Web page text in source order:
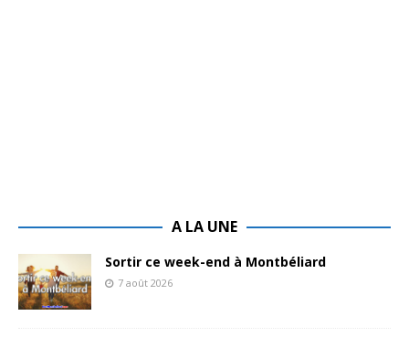
A LA UNE
Sortir ce week-end à Montbéliard
7 août 2026